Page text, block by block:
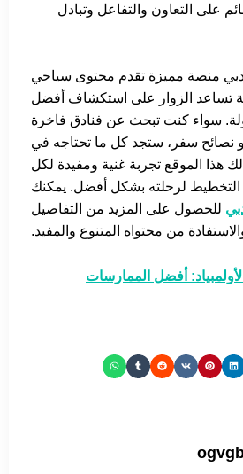
على التعاون والتفاعل وتبادل
منصة مميزة تقدم محتوى سياحي
تساعد الزوار على استكشاف أفضل
سواء كنت تبحث عن فنادق فاخرة
نصائح سفر، ستجد كل ما تحتاجه في
هذا الموقع تجربة غنية ومفيدة لكل
لرحلته بشكل أفضل. يمكنك
للحصول على المزيد من التفاصيل
من محتواه المتنوع والمفيد.
الأولمبياد: أفضل الممارسات